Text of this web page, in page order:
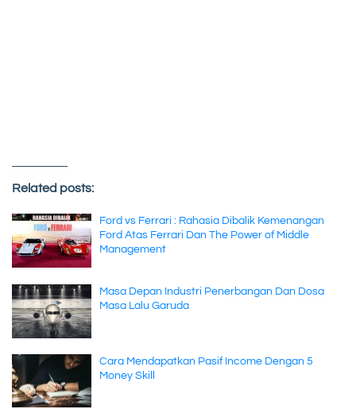
Related posts:
Ford vs Ferrari : Rahasia Dibalik Kemenangan
Ford Atas Ferrari Dan The Power of Middle
Management
Masa Depan Industri Penerbangan Dan Dosa
Masa Lalu Garuda
Cara Mendapatkan Pasif Income Dengan 5
Money Skill